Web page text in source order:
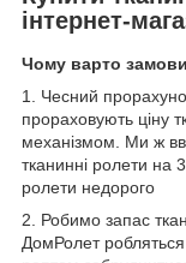
інтернет-
Чому варто
1. Чесний
прораховують ціну
механізмом. Ми ж
тканинні ролети на
ролети недорого
2. Робимо запас
ДомРолет